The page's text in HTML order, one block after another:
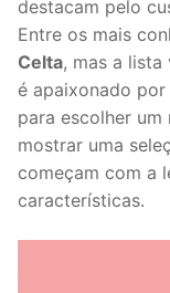
destacam pelo
Entre os mais
Celta, mas a lista
é apaixonado
para escolher
mostrar uma
começam com a
características.